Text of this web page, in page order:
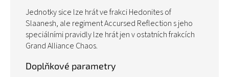
Jednotky sice lze hrát ve frakci Hedonites of
Slaanesh, ale regiment Accursed Reflection s jeho
speciálními pravidly lze hrát jen v ostatních frakcích
Grand Alliance Chaos.
Doplňkové parametry